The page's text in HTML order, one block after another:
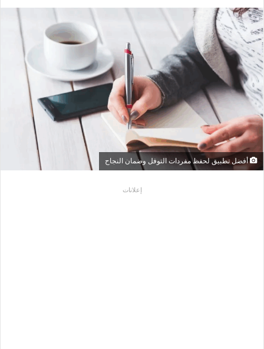
أفضل تطبيق لحفظ مفردات التوفل وضمان النجاح
إعلانات